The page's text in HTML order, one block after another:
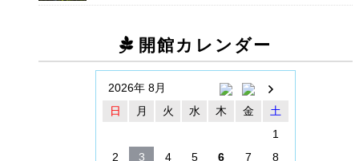
開館カレンダー
2026年 8月
日
月 火 水 木 金
土
1
2
3 4 5 6 7
8